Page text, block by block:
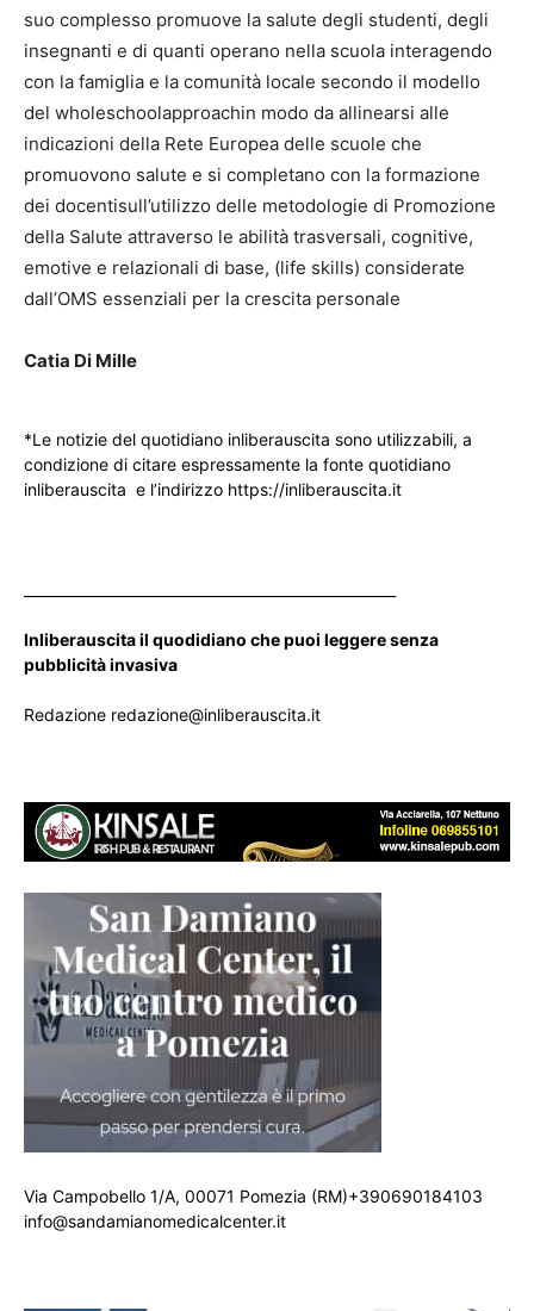
suo complesso promuove la salute degli studenti, degli
insegnanti e di quanti operano nella scuola interagendo
con la famiglia e la comunità locale secondo il modello
del wholeschoolapproachin modo da allinearsi alle
indicazioni della Rete Europea delle scuole che
promuovono salute e si completano con la formazione
dei docentisull’utilizzo delle metodologie di Promozione
della Salute attraverso le abilità trasversali, cognitive,
emotive e relazionali di base, (life skills) considerate
dall’OMS essenziali per la crescita personale
Catia Di Mille
*Le notizie del quotidiano inliberauscita sono utilizzabili, a
condizione di citare espressamente la fonte quotidiano
inliberauscita e l’indirizzo https://inliberauscita.it
Inliberauscita il quodidiano che puoi leggere senza
pubblicità invasiva
Redazione redazione@inliberauscita.it
Via Campobello 1/A, 00071 Pomezia (RM)+390690184103
info@sandamianomedicalcenter.it